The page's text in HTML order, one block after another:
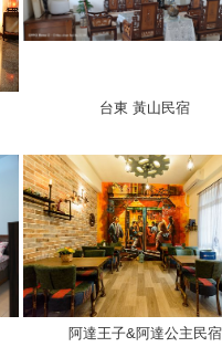
台東 黃山民宿
阿達王子&阿達公主民宿